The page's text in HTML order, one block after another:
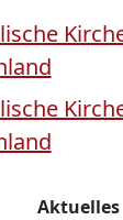
Aktuelles